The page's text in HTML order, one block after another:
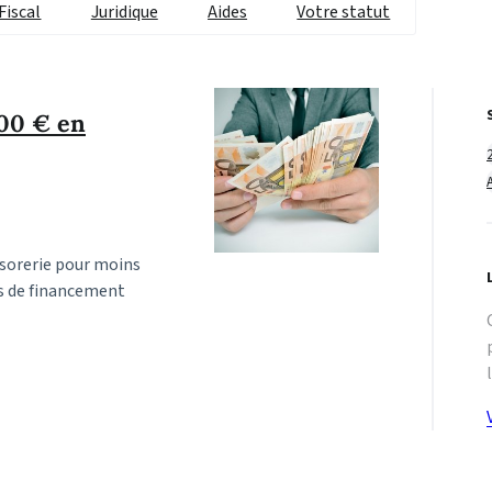
Juridique Aides Votre statut
€ en
pour moins
de financement